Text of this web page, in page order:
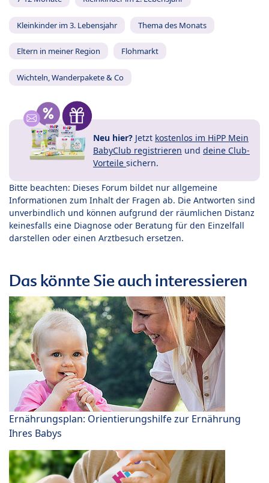
Kleinkinder im 3. Lebensjahr Thema des Monats
Eltern in meiner Region Flohmarkt
Wichteln, Wanderpakete & Co
Neu hier? Jetzt kostenlos im HiPP Mein
BabyClub registrieren und deine Club-
Vorteile sichern.
Bitte beachten: Dieses Forum bildet nur allgemeine
Informationen zum Inhalt der Fragen ab. Die Antworten sind
unverbindlich und können aufgrund der räumlichen Distanz
keinesfalls eine Diagnose oder Beratung für den Einzelfall
darstellen oder einen Arztbesuch ersetzen.
Das könnte Sie auch interessieren
Ernährungsplan: Orientierungshilfe zur Ernährung
Ihres Babys